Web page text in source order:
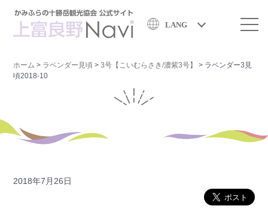
LANG
ホーム > ラベンダー見頃 >3号【こいむらさき/濃紫3号】 > ラベンダー3見
頃2018-10
2018年7月26日